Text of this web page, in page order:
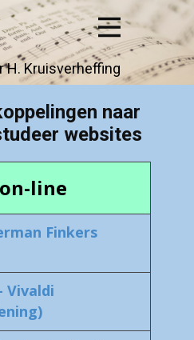
H. Kruisver​​heffing
naar
websites
line
Finkers
Vivaldi